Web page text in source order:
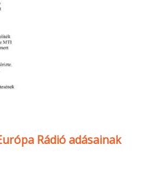
Rádió adásainak